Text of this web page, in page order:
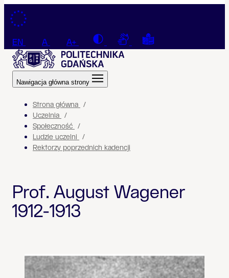
Przejdź do treści
EN A A+ Contrast Connection with a sign
Tekst łatwy do
Nawigacja główna strony
Strona główna
Uczelnia
Społeczność
Ludzie uczelni
Rektorzy poprzednich kadencji
Prof. August Wagener
1912-1913